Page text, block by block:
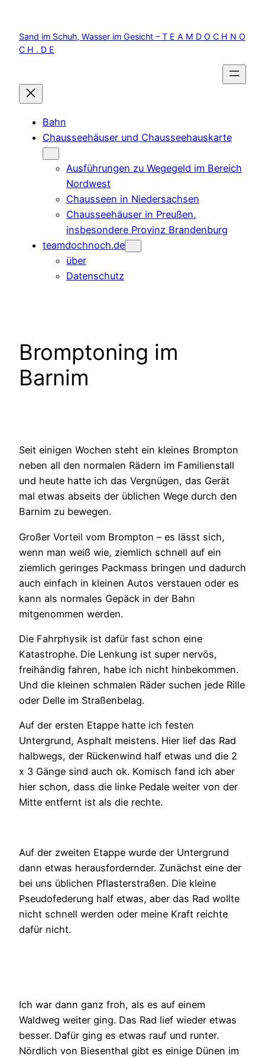
springen
Sand im Schuh, Wasser im Gesicht – T E A M D O C H N O
C H . D E
Bahn
Chausseehäuser und Chausseehauskarte
Ausführungen zu Wegegeld im Bereich
Nordwest
Chausseen in Niedersachsen
Chausseehäuser in Preußen,
insbesondere Provinz Brandenburg
teamdochnoch.de
über
Datenschutz
Bromptoning im
Barnim
Seit einigen Wochen steht ein kleines Brompton
neben all den normalen Rädern im Familienstall
und heute hatte ich das Vergnügen, das Gerät
mal etwas abseits der üblichen Wege durch den
Barnim zu bewegen.
Großer Vorteil vom Brompton – es lässt sich,
wenn man weiß wie, ziemlich schnell auf ein
ziemlich geringes Packmass bringen und dadurch
auch einfach in kleinen Autos verstauen oder es
kann als normales Gepäck in der Bahn
mitgenommen werden.
Die Fahrphysik ist dafür fast schon eine
Katastrophe. Die Lenkung ist super nervös,
freihändig fahren, habe ich nicht hinbekommen.
Und die kleinen schmalen Räder suchen jede Rille
oder Delle im Straßenbelag.
Auf der ersten Etappe hatte ich festen
Untergrund, Asphalt meistens. Hier lief das Rad
halbwegs, der Rückenwind half etwas und die 2
x 3 Gänge sind auch ok. Komisch fand ich aber
hier schon, dass die linke Pedale weiter von der
Mitte entfernt ist als die rechte.
Auf der zweiten Etappe wurde der Untergrund
dann etwas herausfordernder. Zunächst eine der
bei uns üblichen Pflasterstraßen. Die kleine
Pseudofederung half etwas, aber das Rad wollte
nicht schnell werden oder meine Kraft reichte
dafür nicht.
Ich war dann ganz froh, als es auf einem
Waldweg weiter ging. Das Rad lief wieder etwas
besser. Dafür ging es etwas rauf und runter.
Nördlich von Biesenthal gibt es einige Dünen im